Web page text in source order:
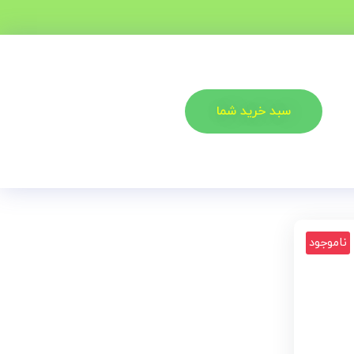
سبد خرید شما
ناموجود